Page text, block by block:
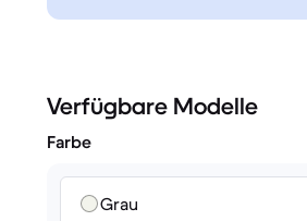
Verfügbare Modelle
Farbe
Grau